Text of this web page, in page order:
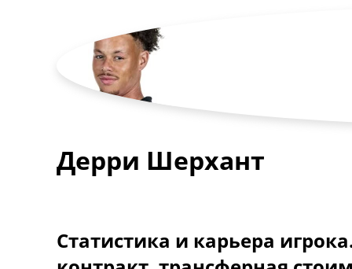
Трансферы
Новости футбола Украины
Последние комментарии
Конкурс прогнозов
Логин
Рейтинги
Турниры
Чемпионат Мира
Англия. Премьер Лига
Дерри Шерхант
Статистика и карьера